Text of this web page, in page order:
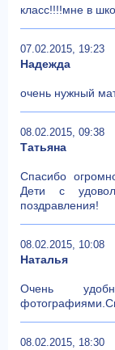
класс!!!!мне в
07.02.2015, 19:23
Надежда
очень нужный
08.02.2015, 09:38
Татьяна
Спасибо
Дети с
поздравления!
08.02.2015, 10:08
Наталья
Очень
08.02.2015, 18:30